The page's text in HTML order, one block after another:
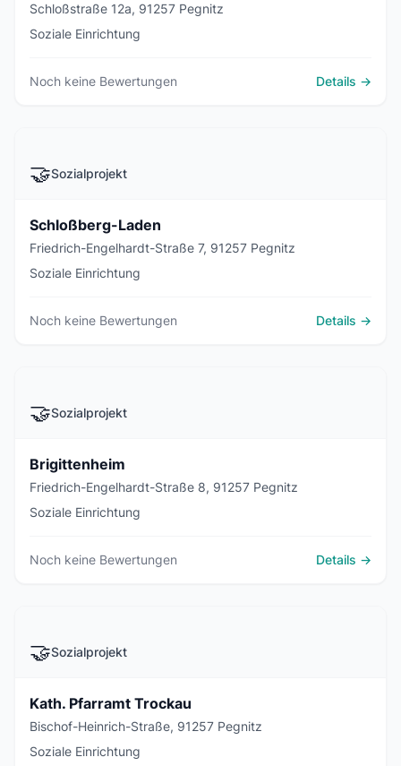
Schloßstraße 12a, 91257 Pegnitz
Soziale Einrichtung
Noch keine Bewertungen Details →
🤝Sozialprojekt
Schloßberg-Laden
Friedrich-Engelhardt-Straße 7, 91257 Pegnitz
Soziale Einrichtung
Noch keine Bewertungen Details →
🤝Sozialprojekt
Brigittenheim
Friedrich-Engelhardt-Straße 8, 91257 Pegnitz
Soziale Einrichtung
Noch keine Bewertungen Details →
🤝Sozialprojekt
Kath. Pfarramt Trockau
Bischof-Heinrich-Straße, 91257 Pegnitz
Soziale Einrichtung